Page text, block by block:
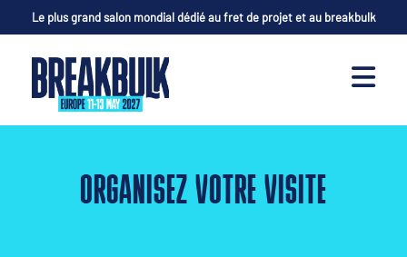
Le plus grand salon mondial dédié au fret de projet et au breakbulk
ORGANISEZ VOTRE VISITE